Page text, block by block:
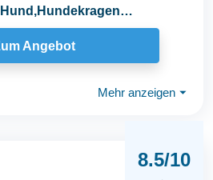
Angebot
Mehr anzeigen ⏷
8.5/10